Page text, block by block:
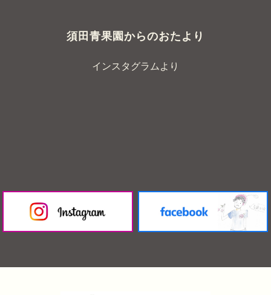
須田青果園からのおたより
インスタグラムより